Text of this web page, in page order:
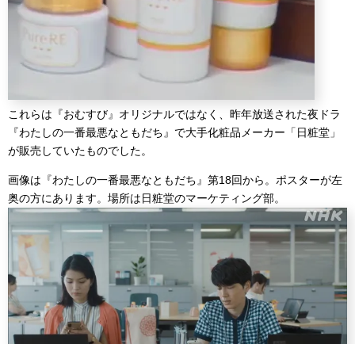
これらは『おむすび』オリジナルではなく、昨年放送された夜ドラ
『わたしの一番最悪なともだち』で大手化粧品メーカー「日粧堂」
が販売していたものでした。
画像は『わたしの一番最悪なともだち』第18回から。ポスターが左
奥の方にあります。場所は日粧堂のマーケティング部。